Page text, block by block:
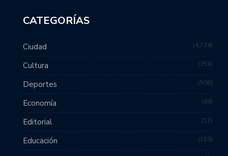
CATEGORÍAS
Ciudad 4,734
Cultura 354
Deportes 506
Economía 89
Editorial 12
Educación 119